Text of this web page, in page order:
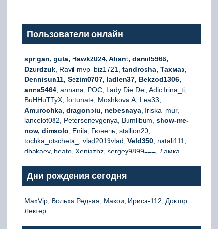
Пользователи онлайн
sprigan, gula, Hawk2024, Aliant, daniil5966,
Dzurdzuk , Ravil-mvp, biz1721, tandrosha, Тахмаз,
Dennisun11, Sezim0707, ladlen37, Bekzod1306,
anna5464 , annana, РОС, Lady Die Dei, Adic Irina_ti,
BuHHuTTyX, fortunate, Moshkova.A, Lea33,
Amurochka, dragonpiu, nebesnaya , Iriska_mur,
lancelot082, Petersenevgenya, Bumlibum, show-me-
now, dimsolo , Enila, Гюнель, stallion20,
tochka_otscheta_, vlad2019vlad, Veld350 , natali111,
dbakaev, beato, Xeniazbz, sergey9899===, Ламка
Дни рождения сегодня
ManVip, Вольха Редная, Макои, Ириса-112, Доктор
Лектер